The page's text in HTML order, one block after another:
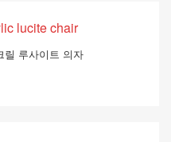
릴 루사이트 의자